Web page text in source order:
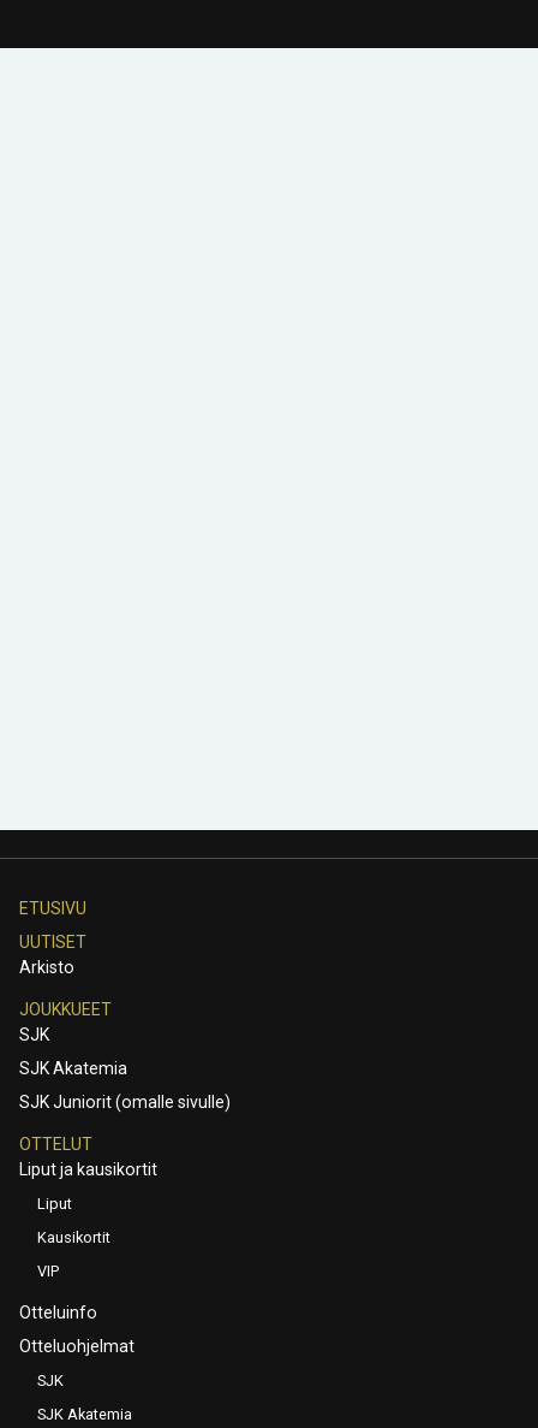
ETUSIVU
UUTISET
Arkisto
JOUKKUEET
SJK
SJK Akatemia
SJK Juniorit (omalle sivulle)
OTTELUT
Liput ja kausikortit
Liput
Kausikortit
VIP
Otteluinfo
Otteluohjelmat
SJK
SJK Akatemia